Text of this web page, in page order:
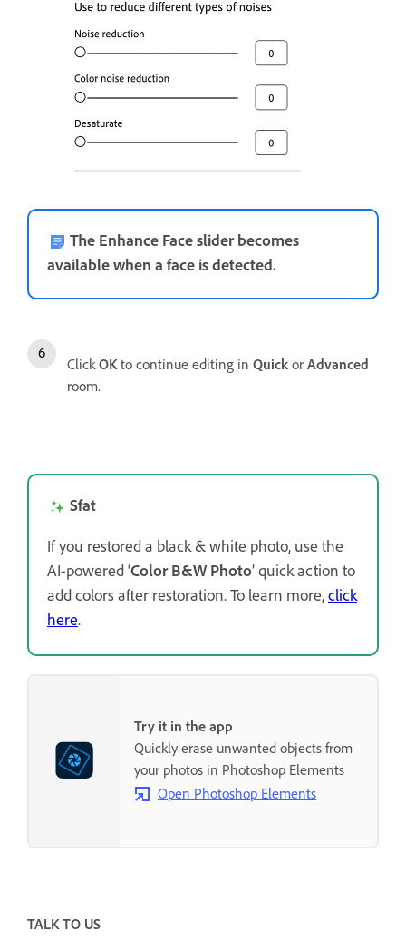
The Enhance Face slider becomes
available when a face is detected.
ClickOKto continue editing in Quick or Advanced
room.
Sfat
If you restored a black & white photo, use the
AI-powered ‘Color B&W Photo’ quick action to
add colors after restoration. To learn more,click
here.
Try it in the app
Quickly erase unwanted objects from
your photos in Photoshop Elements
Open Photoshop Elements
TALK TO US